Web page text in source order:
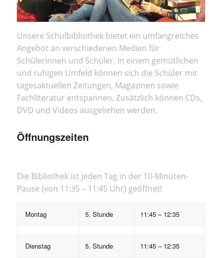
Unsere Schulbibliothek bietet ein umfangreiches
Angebot an verschiedenen Medien für
Schülerinnen und Schüler. In einem gemütlichen
und ruhigen Umfeld können sich die Schüler mit
tagesaktuellen Zeitungen, Magazinen sowie
Fachliteratur entspannen. Zusätzlich können CDs,
DVD und Videos ausgeliehen werden.
Öffnungszeiten
Die Bibliothek ist jeden Tag in der 10-Minuten-
Pause (von 11:35 – 11:45 Uhr) geöffnet!
Montag 5. Stunde 11:45 – 12:35
Dienstag 5. Stunde 11:45 – 12:35